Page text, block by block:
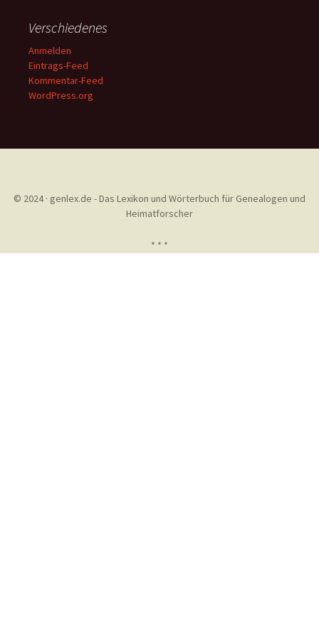
Verschiedenes
Anmelden
Eintrags-Feed
Kommentar-Feed
WordPress.org
© 2024 · genlex.de - Das Lexikon und Wörterbuch für Genealogen und
Heimatforscher
* * *